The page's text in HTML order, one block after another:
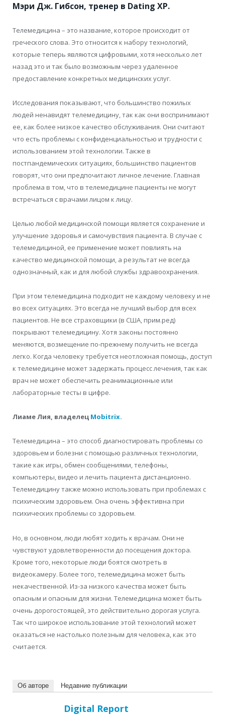
Мэри Дж. Гибсон, тренер в Dating XP.
Телемедицина – это название, которое происходит от
греческого слова. Это относится к наборутехнологий,
которые теперь являются цифровыми, хотя несколько лет
назад это и так было возможным через удаленное
предоставление конкретных медицинских услуг.
Исследования показывают, что большинство пожилых
людей ненавидят телемедицину, так как они воспринимают
ее, как более низкое качество обслуживания. Они считают
что есть проблемы с конфиденциальностью и трудности с
использованием этой технологии. Также в
постпандемических ситуациях, большинство пациентов
говорят, что они предпочитают личное лечение. Главная
проблема в том, что в телемедицине пациенты не могут
встречаться с врачами лицом к лицу.
Целью любой медицинской помощи является сохранение и
улучшение здоровья и самочувствия пациента. В случае с
телемедициной, ее применение может повлиять на
качество медицинской помощи, а результат не всегда
однозначный, как и для любой службы здравоохранения.
При этом телемедицина подходит не каждому человеку и не
во всех ситуациях. Это всегда не лучший выбор для всех
пациентов. Не все страховщики (в США, прим.ред)
покрываюттелемедицину. Хотя законы постоянно
меняются, возмещение по-прежнему получить не всегда
легко. Когда человеку требуется неотложная помощь, доступ
к телемедицине может задержать процесс лечения, так как
врач не может обеспечить реанимационные или
лабораторные тесты в цифре.
Лиаме Лия, владелец Mobitrix.
Телемедицина – это способ диагностировать проблемы со
здоровьем и болезни с помощью различных технологии,
такие как игры, обмен сообщениями, телефоны,
компьютеры, видео и лечить пациента дистанционно.
Телемедицину также можно использовать при проблемах с
психическим здоровьем. Она очень эффективна при
психических проблемы со здоровьем.
Но, в основном, люди любят ходить к врачам. Они не
чувствуютудовлетворенности до посещения доктора.
Кроме того, некоторые люди боятся смотреть в
видеокамеру. Более того, телемедицина может быть
некачественной. Из-за низкого качества может быть
опасным и опасным для жизни. Телемедицина может быть
очень дорогостоящей, это действительно дорогая услуга.
Так что широкое использование этой технологий может
оказаться не настолько полезным для человека, как это
считается.
Об авторе Недавние публикации
Digital Report